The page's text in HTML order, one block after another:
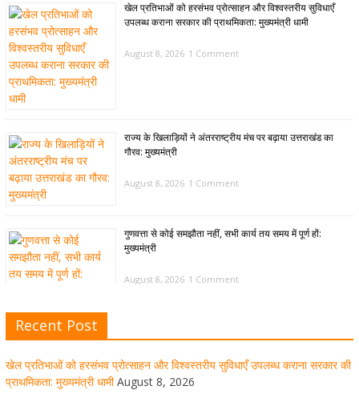
खेल प्रतिभाओं को हरसंभव प्रोत्साहन और विश्वस्तरीय सुविधाएँ
उपलब्ध कराना सरकार की प्राथमिकता: मुख्यमंत्री धामी
August 8, 2026 1 Comment
राज्य के खिलाड़ियों ने अंतरराष्ट्रीय मंच पर बढ़ाया उत्तराखंड का
गौरव: मुख्यमंत्री
August 8, 2026 1 Comment
गुणवत्ता से कोई समझौता नहीं, सभी कार्य तय समय में पूर्ण हों:
मुख्यमंत्री
August 8, 2026 1 Comment
अवसंरचना विकसित करने के निर्देश
August 8, 2026 1 Comment
Recent Post
खेल प्रतिभाओं को हरसंभव प्रोत्साहन और विश्वस्तरीय सुविधाएँ उपलब्ध कराना सरकार की
प्राथमिकता: मुख्यमंत्री धामी August 8, 2026